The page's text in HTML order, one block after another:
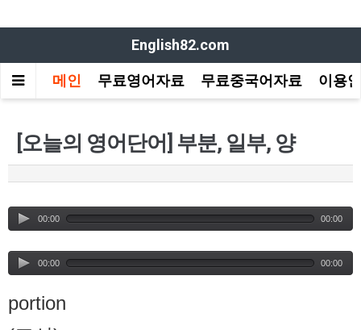
English82.com
메인 무료영어자료 무료중국어자료 이용
[오늘의 영어단어] 부분, 일부, 양
00:00 00:00
00:00 00:00
portion